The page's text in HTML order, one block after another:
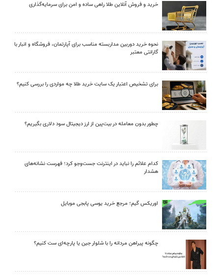
خرید و فروش آنلاین طلا راهی ساده و امن برای سرمایه‌گذاری
نحوه خرید دوربین مداربسته مناسب برای آپارتمان، فروشگاه و انبار با
گارانتی معتبر
برای تشخیص اعتبار یک سایت خرید طلا چه مواردی را بررسی کنیم؟
چطور بدون معامله در بیت‌پین از ارز دیجیتال سود دلاری بگیریم؟
کدام علائم را نباید در اینترنت جست‌وجو کرد؛ فهرست نشانه‌های
هشدار
اوریکس گیم؛ مرجع خرید یوسی پابجی موبایل
چگونه پیراهن مردانه را با شلوار جین یا پارچه‌ای ست کنیم؟